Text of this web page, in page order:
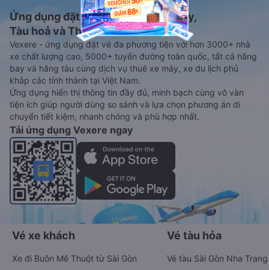
Ứng dụng đặt vé Xe khách, Máy bay,
Tàu hoả và Thuê xe
Vexere - ứng dụng đặt vé đa phương tiện với hơn 3000+ nhà
xe chất lượng cao, 5000+ tuyến đường toàn quốc, tất cả hãng
bay và hãng tàu cùng dịch vụ thuê xe máy, xe du lịch phủ
khắp các tỉnh thành tại Việt Nam.
Ứng dụng hiển thị thông tin đầy đủ, minh bạch cùng vô vàn
tiện ích giúp người dùng so sánh và lựa chọn phương án di
chuyển tiết kiệm, nhanh chóng và phù hợp nhất.
Tải ứng dụng Vexere ngay
Vé xe khách
Xe đi Buôn Mê Thuột từ Sài Gòn
Vé tàu hỏa
Vé tàu Sài Gòn Nha Trang